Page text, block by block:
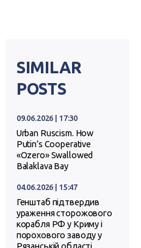
SIMILAR
POSTS
09.06.2026 | 17:30
Urban Ruscism. How
Putin’s Cooperative
«Ozero» Swallowed
Balaklava Bay
04.06.2026 | 15:47
Генштаб підтвердив
ураження сторожового
корабля РФ у Криму і
порохового заводу у